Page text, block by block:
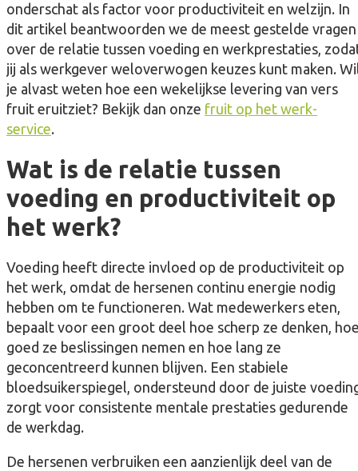
onderschat als factor voor productiviteit en welzijn. In
dit artikel beantwoorden we de meest gestelde vragen
over de relatie tussen voeding en werkprestaties,
jij als werkgever weloverwogen keuzes kunt maken.
je alvast weten hoe een wekelijkse levering van vers
fruit eruitziet? Bekijk dan onze fruit op het werk-
service.
Wat is de relatie tussen
voeding en productiviteit op
het werk?
Voeding heeft directe invloed op de productiviteit op
het werk, omdat de hersenen continu energie nodig
hebben om te functioneren. Wat medewerkers eten,
bepaalt voor een groot deel hoe scherp ze denken,
goed ze beslissingen nemen en hoe lang ze
geconcentreerd kunnen blijven. Een stabiele
bloedsuikerspiegel, ondersteund door de juiste
zorgt voor consistente mentale prestaties gedurende
de werkdag.
De hersenen verbruiken een aanzienlijk deel van de